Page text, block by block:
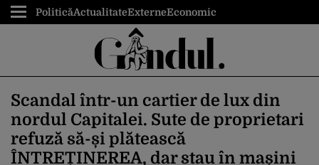
PoliticăActualitateExterneEconomic
Scandal într-un cartier de lux din
nordul Capitalei. Sute de proprietari
refuză să-și plătească
ÎNTREȚINEREA, dar stau în mașini